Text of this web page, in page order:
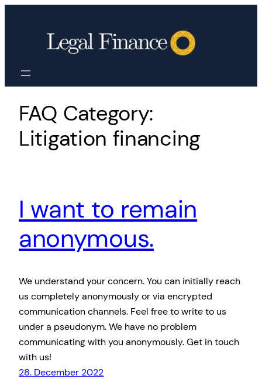
FAQ Category:
Litigation financing
I want to remain
anonymous.
We understand your concern. You can initially reach
us completely anonymously or via encrypted
communication channels. Feel free to write to us
under a pseudonym. We have no problem
communicating with you anonymously. Get in touch
with us!
28. December 2022